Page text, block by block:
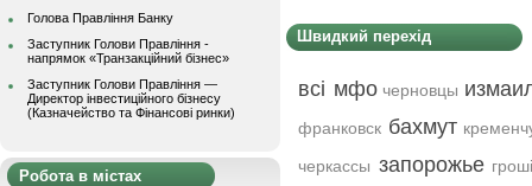
Голова Правління Банку
Заступник Голови Правління -
напрямок «Транзакційний бізнес»
Заступник Голови Правління —
Директор інвестиційного бізнесу
(Казначейство та Фінансові ринки)
Робота в містах
Швидкий перехід
всі мфо черновцы
франковск бахмут
черкассы запорожье